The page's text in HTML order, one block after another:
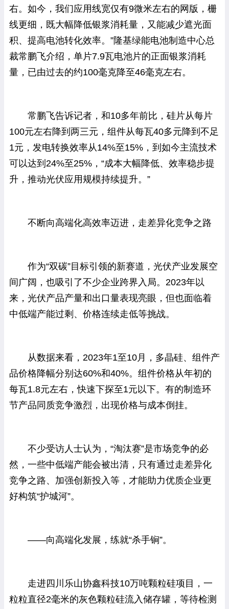
右。如今，我们应用线宽仅有9微米左右的网版，栅
线更细，既大幅降低银浆消耗量，又能减少遮光面
积、提高电池转化效率。”隆基绿能电池制造中心总
裁常鹏飞介绍，单片7.9瓦电池片的正面银浆消耗
量，已由过去的约100毫克降至46毫克左右。
常鹏飞告诉记者，和10多年前比，硅片从每片
100元左右降到两三元，组件从每瓦40多元降到不足
1元，发电转换效率从14%至15%，到如今主流技术
可以达到24%至25%，“成本大幅降低、效率稳步提
升，推动光伏应用规模持续提升。”
不断向高端化高效率迈进，走差异化竞争之路
作为“双碳”目标引领的新赛道，光伏产业发展空
间广阔，也吸引了不少企业跨界入局。2023年以
来，光伏产品产量和出口量表现亮眼，但也面临着
中低端产能过剩、价格连续走低等挑战。
从数据来看，2023年1至10月，多晶硅、组件产
品价格降幅分别达60%和40%。组件价格从年初的
每瓦1.8元左右，快速下探至1元以下。有的制造环
节产品同质竞争激烈，出现价格与成本倒挂。
不少受访人士认为，“淘汰赛”是市场竞争的必
然，一些中低端产能会被出清，只有通过走差异化
竞争之路、加强创新投入等，才能助力优质企业更
好构筑“护城河”。
——向高端化发展，练就“杀手锏”。
走进四川乐山协鑫科技10万吨颗粒硅项目，一
粒粒直径2毫米的灰色颗粒硅流入储存罐，等待检测